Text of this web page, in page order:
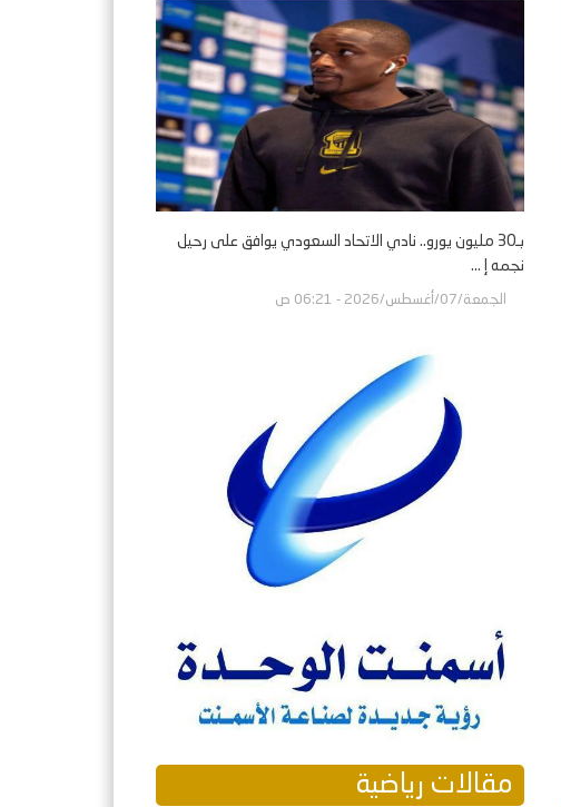
بـ30 مليون يورو.. نادي الاتحاد السعودي يوافق على رحيل
نجمه إ ...
الجمعة/07/أغسطس/2026 - 06:21 ص
مقالات رياضية